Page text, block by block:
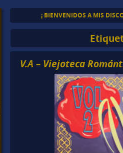
¡ BIENVENIDOS A MIS
V.A – Viejoteca